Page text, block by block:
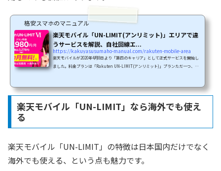
格安スマホのマニュアル
楽天モバイル「UN-LIMIT(アンリミット)」エリアで違
うサービスを解説、自社回線エ...
https://kakuyasusumaho-manual.com/rakuten-mobile-area
楽天モバイルが2020年4月8日より「第四のキャリア」として正式サービスを開始し
ました。料金プランは「Rakuten UN-LIMIT(アンリミット)」プランただ一つ、月
ンで「3か月間無料」実施中です。衝撃プランの「UN-LIMIT(アンリミット)」です
バイル「UN-LIMIT(アンリミット)」で理解しておくべき「3...
楽天モバイル「UN-LIMIT」なら海外でも使え
る
楽天モバイル「UN-LIMIT」の特徴は日本国内だけでなく
海外でも使える、という点も魅力です。